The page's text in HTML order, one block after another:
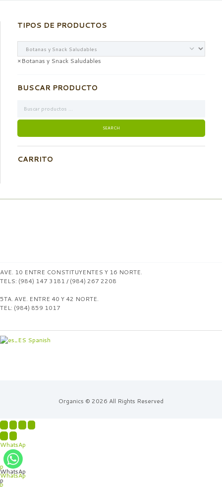
TIPOS DE PRODUCTOS
×Botanas y Snack Saludables
BUSCAR PRODUCTO
CARRITO
AVE. 10 ENTRE CONSTITUYENTES Y 16 NORTE.
TELS: (984) 147 3181 / (984) 267 2208
5TA. AVE. ENTRE 40 Y 42 NORTE.
TEL: (984) 859 1017
Spanish
Organics © 2026 All Rights Reserved
WhatsAp
p
WhatsAp
p
WhatsAp
p